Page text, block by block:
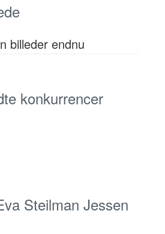
billeder endnu
konkurrencer
Steilman Jessen